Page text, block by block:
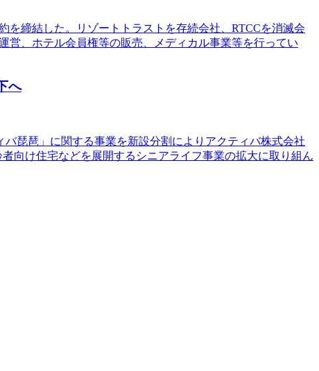
を締結した。リゾートトラストを存続会社、RTCCを消滅会
営、ホテル会員権等の販売、メディカル事業等を行ってい
へ
琵琶」に関する事業を新設分割によりアクティバ株式会社
向け住宅などを展開するシニアライフ事業の拡大に取り組ん